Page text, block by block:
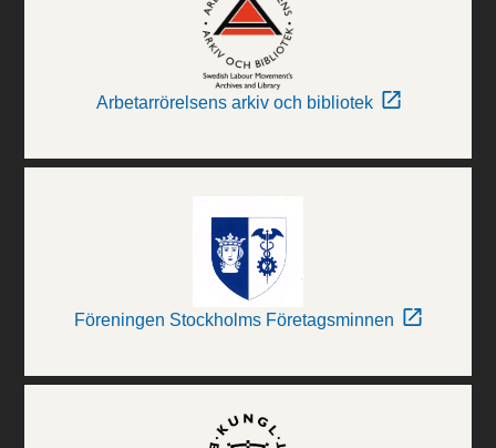
Arbetarrörelsens arkiv och bibliotek
Föreningen Stockholms Företagsminnen